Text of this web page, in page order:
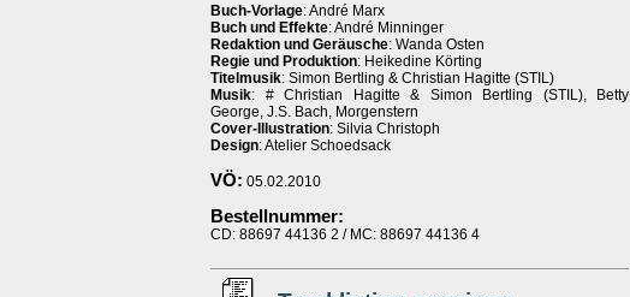
Buch-Vorlage: André Marx
Buch und Effekte: André Minninger
Redaktion und Geräusche: Wanda Osten
Regie und Produktion: Heikedine Körting
Titelmusik: Simon Bertling & Christian Hagitte (STIL)
Musik: # Christian Hagitte & Simon Bertling (STIL), Betty
George, J.S. Bach, Morgenstern
Cover-Illustration: Silvia Christoph
Design: Atelier Schoedsack
VÖ: 05.02.2010
Bestellnummer:
CD: 88697 44136 2 / MC: 88697 44136 4